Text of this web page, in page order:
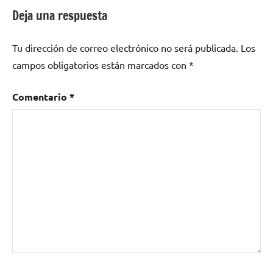
Babi,
Gramofono
Deja una respuesta
Tu dirección de correo electrónico no será publicada. Los
campos obligatorios están marcados con *
Comentario *